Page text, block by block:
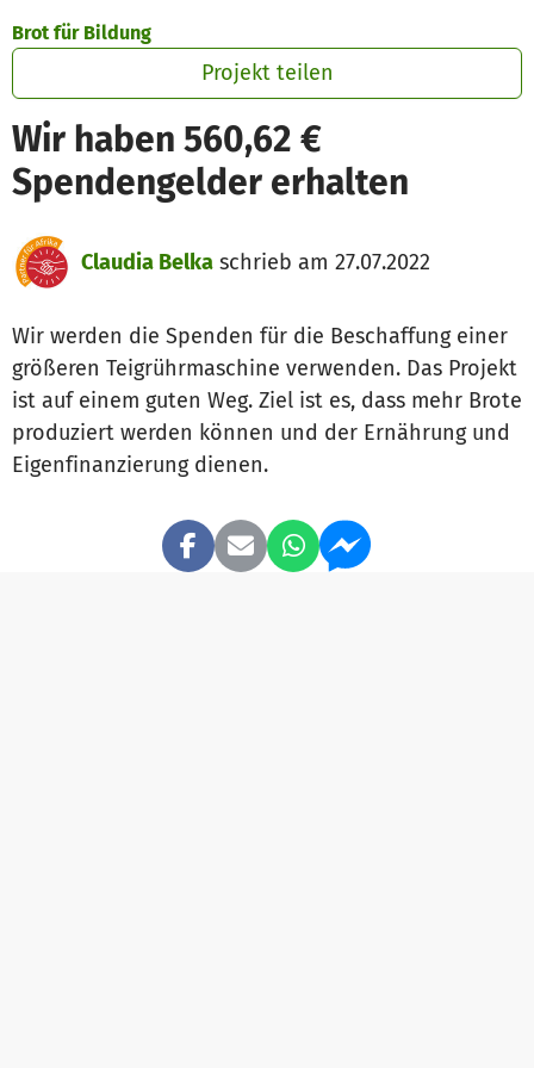
Brot für Bildung
Projekt teilen
Wir haben 560,62 €
Spendengelder erhalten
Claudia Belka schrieb am 27.07.2022
Wir werden die Spenden für die Beschaffung einer
größeren Teigrührmaschine verwenden. Das Projekt
ist auf einem guten Weg. Ziel ist es, dass mehr Brote
produziert werden können und der Ernährung und
Eigenfinanzierung dienen.